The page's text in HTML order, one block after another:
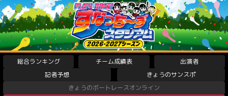
総合ランキング チーム成績表
出演者
記者予想
きょうのサンスポ
きょうのボートレースオンライン